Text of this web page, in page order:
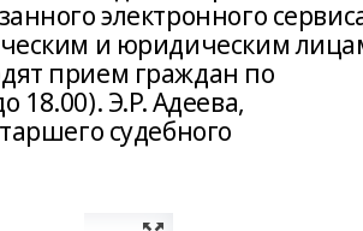
электронного
и юридическим
прием граждан по
18.00). Э.Р. Адеева,
судебного